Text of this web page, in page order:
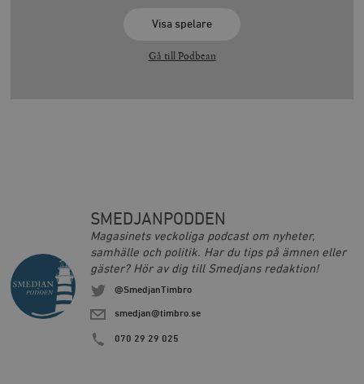
Visa spelare
Gå till Podbean
SMEDJANPODDEN
Magasinets veckoliga podcast om nyheter,
samhälle och politik. Har du tips på ämnen eller
gäster? Hör av dig till Smedjans redaktion!
@SmedjanTimbro
smedjan@timbro.se
070 29 29 025